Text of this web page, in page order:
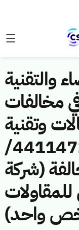
والتقنية
مخالفات
وتقنية
المعلومات رقم (44114720/
(شركة
للمقاولات
واحد)